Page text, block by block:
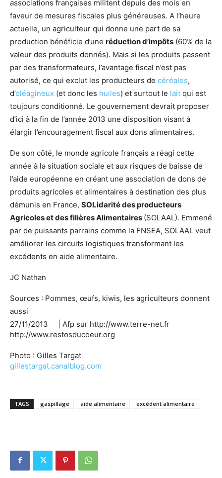
associations françaises militent depuis des mois en
faveur de mesures fiscales plus généreuses. A l’heure
actuelle, un agriculteur qui donne une part de sa
production bénéficie d’une réduction d’impôts (60% de la
valeur des produits donnés). Mais si les produits passent
par des transformateurs, l’avantage fiscal n’est pas
autorisé, ce qui exclut les producteurs de céréales,
d’oléagineux (et donc les huiles) et surtout le lait qui est
toujours conditionné. Le gouvernement devrait proposer
d’ici à la fin de l’année 2013 une disposition visant à
élargir l’encouragement fiscal aux dons alimentaires.
De son côté, le monde agricole français a réagi cette
année à la situation sociale et aux risques de baisse de
l’aide européenne en créant une association de dons de
produits agricoles et alimentaires à destination des plus
démunis en France, SOLidarité des producteurs
Agricoles et des filières Alimentaires (SOLAAL). Emmené
par de puissants parrains comme la FNSEA, SOLAAL veut
améliorer les circuits logistiques transformant les
excédents en aide alimentaire.
JC Nathan
Sources : Pommes, œufs, kiwis, les agriculteurs donnent
aussi
27/11/2013 | Afp sur http://www.terre-net.fr
http://www.restosducoeur.org
Photo : Gilles Targat
gillestargat.canalblog.com
TAGS gaspillage aide alimentaire excédent alimentaire